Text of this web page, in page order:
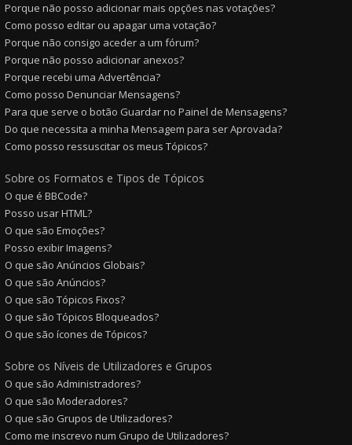
Porque não posso adicionar mais opções nas votações?
Como posso editar ou apagar uma votação?
Porque não consigo aceder a um fórum?
Porque não posso adicionar anexos?
Porque recebi uma Advertência?
Como posso Denunciar Mensagens?
Para que serve o botão Guardar no Painel de Mensagens?
Do que necessita a minha Mensagem para ser Aprovada?
Como posso ressuscitar os meus Tópicos?
Sobre os Formatos e Tipos de Tópicos
O que é BBCode?
Posso usar HTML?
O que são Emoções?
Posso exibir Imagens?
O que são Anúncios Globais?
O que são Anúncios?
O que são Tópicos Fixos?
O que são Tópicos Bloqueados?
O que são ícones de Tópicos?
Sobre os Níveis de Utilizadores e Grupos
O que são Administradores?
O que são Moderadores?
O que são Grupos de Utilizadores?
Como me inscrevo num Grupo de Utilizadores?